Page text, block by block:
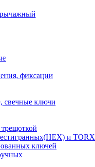
фиксации
свечные ключи
и TORX
ключей